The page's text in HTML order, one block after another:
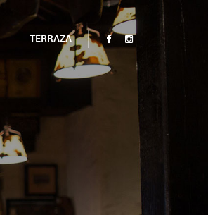
TERRAZA